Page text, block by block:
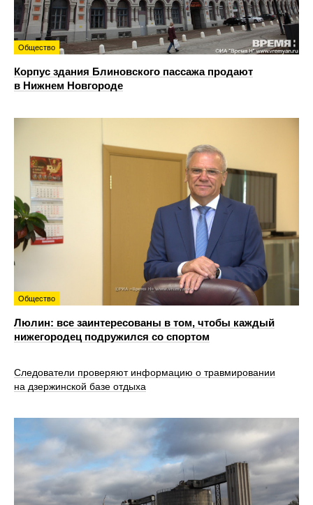
Общество
Корпус здания Блиновского пассажа продают
в Нижнем Новгороде
Общество
Люлин: все заинтересованы в том, чтобы каждый
нижегородец подружился со спортом
Следователи проверяют информацию о травмировании
на дзержинской базе отдыха